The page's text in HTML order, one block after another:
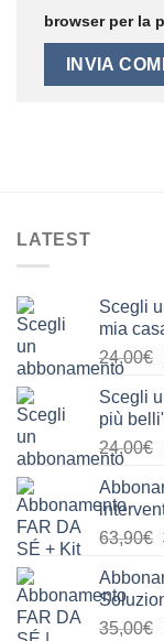
browser per la
LATEST
Scegli
mia
24,00€
Scegli
più
24,00€
63,90€
35,00€